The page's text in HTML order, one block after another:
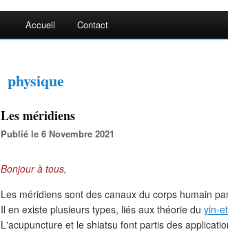
Accueil Contact
physique
Les méridiens
Publié le 6 Novembre 2021
Bonjour à tous,
Les méridiens sont des canaux du corps humain
Il en existe plusieurs types, liés aux théorie du yin-
L'acupuncture et le shiatsu font partis des